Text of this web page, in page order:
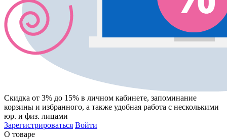
Скидка от 3% до 15% в личном кабинете, запоминание
корзины и избранного, а также удобная работа с несколькими
юр. и физ. лицами
Зарегистрироваться Войти
О товаре